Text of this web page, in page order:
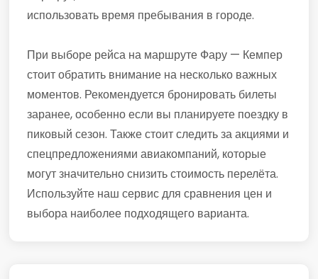
использовать время пребывания в городе.
При выборе рейса на маршруте Фару — Кемпер
стоит обратить внимание на несколько важных
моментов. Рекомендуется бронировать билеты
заранее, особенно если вы планируете поездку в
пиковый сезон. Также стоит следить за акциями и
спецпредложениями авиакомпаний, которые
могут значительно снизить стоимость перелёта.
Используйте наш сервис для сравнения цен и
выбора наиболее подходящего варианта.